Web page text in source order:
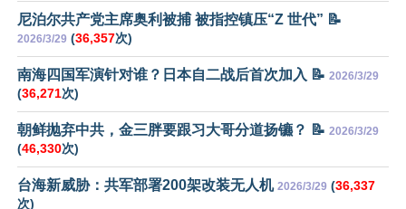
尼泊尔共产党主席奥利被捕 被指控镇压“Z 世代” 📝
2026/3/29 (36,357次)
南海四国军演针对谁？日本自二战后首次加入 📝 2026/3/29
(36,271次)
朝鲜抛弃中共，金三胖要跟习大哥分道扬镳？ 📝 2026/3/29
(46,330次)
台海新威胁：共军部署200架改装无人机 2026/3/29 (36,337
次)